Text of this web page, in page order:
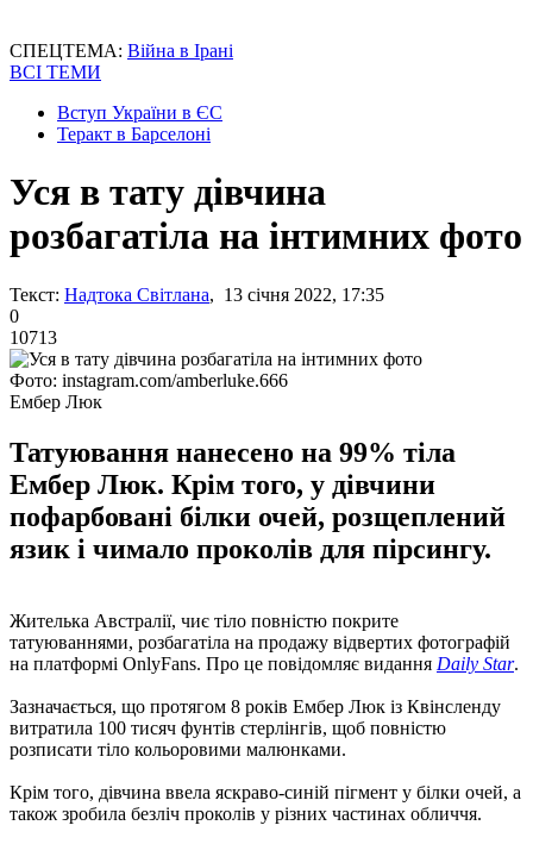
СПЕЦТЕМА: Війна в Ірані
ВСІ ТЕМИ
Вступ України в ЄС
Теракт в Барселоні
Уся в тату дівчина
розбагатіла на інтимних фото
Текст: Надтока Світлана, 13 січня 2022, 17:35
0
10713
Фото: instagram.com/amberluke.666
Ембер Люк
Татуювання нанесено на 99% тіла
Ембер Люк. Крім того, у дівчини
пофарбовані білки очей, розщеплений
язик і чимало проколів для пірсингу.
Жителька Австралії, чиє тіло повністю покрите
татуюваннями, розбагатіла на продажу відвертих фотографій
на платформі OnlyFans. Про це повідомляє видання Daily Star.
Зазначається, що протягом 8 років Ембер Люк із Квінсленду
витратила 100 тисяч фунтів стерлінгів, щоб повністю
розписати тіло кольоровими малюнками.
Крім того, дівчина ввела яскраво-синій пігмент у білки очей, а
також зробила безліч проколів у різних частинах обличчя.